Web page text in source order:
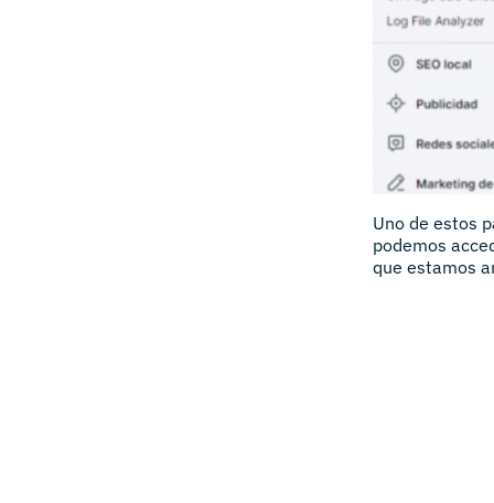
Uno de estos
podemos
que estamos